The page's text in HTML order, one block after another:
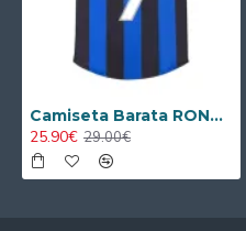
Camiseta Barata RONALDO 9 Inter de Milán Home 1998/99 Vintage
25.90€ 29.00€